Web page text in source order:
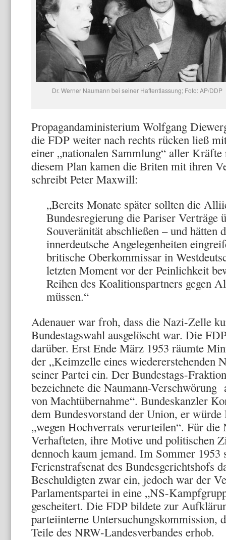
Dr. Werner Naumann bei seiner Haftentlassung; Foto: AP/DDP
Propagandaministerium Wolfgang
die FDP weiter nach rechts rücken ließ
einer „nationalen Sammlung“ aller
diesem Plan kamen die Briten mit ihren
schreibt Peter Maxwill:
„Bereits Monate später sollten die
Bundesregierung die Pariser Verträge
Souveränität abschließen – und hätten
innerdeutsche Angelegenheiten
britische Oberkommissar in
letzten Moment vor der Peinlichkeit
Reihen des Koalitionspartners gegen
müssen.“
Adenauer war froh, dass die Nazi-Zelle
Bundestagswahl ausgelöscht war. Die
darüber. Erst Ende März 1953 räumte
der „Keimzelle eines wiedererstehenden
seiner Partei ein. Der Bundestags-
bezeichnete die Naumann-
von Machtübernahme“. Bundeskanzler
dem Bundesvorstand der Union, er würde
„wegen Hochverrats verurteilen“. Für die
Verhafteten, ihre Motive und politischen
dennoch kaum jemand. Im Sommer 1953
Ferienstrafsenat des Bundesgerichtshofs
Beschuldigten zwar ein, jedoch war der
Parlamentspartei in eine „NS-
gescheitert. Die FDP bildete zur
parteiinterne Untersuchungskommission,
Teile des NRW-Landesverbandes erhob.